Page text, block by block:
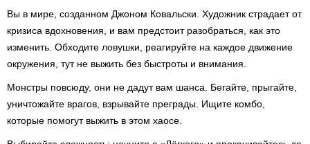
Вы в мире, созданном Джоном Ковальски. Художник страдает от
кризиса вдохновения, и вам предстоит разобраться, как это
изменить. Обходите ловушки, реагируйте на каждое движение
окружения, тут не выжить без быстроты и внимания.
Монстры повсюду, они не дадут вам шанса. Бегайте, прыгайте,
уничтожайте врагов, взрывайте преграды. Ищите комбо,
которые помогут выжить в этом хаосе.